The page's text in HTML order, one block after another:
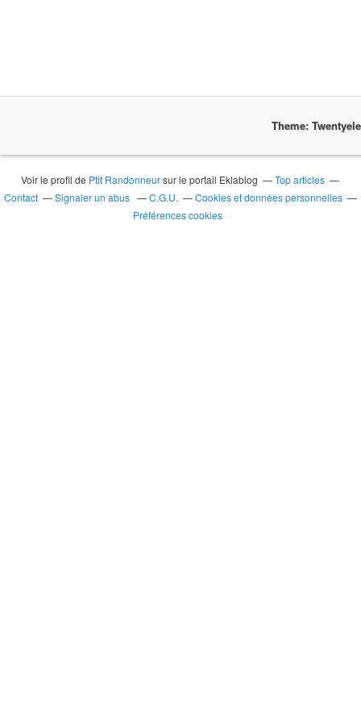
Theme:
Voir le profil de Ptit Randonneursur le portail Eklablog
Top articles
Contact
Signaler un abus C.G.U.
Cookies et données personnelles
Préférences cookies